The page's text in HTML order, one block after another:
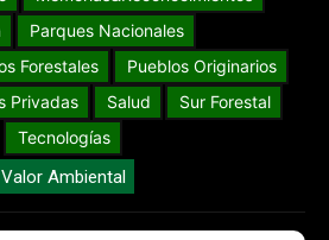
Parques Nacionales
Forestales
Pueblos Originarios
Privadas
Salud
Sur Forestal
Tecnologías
Valor Ambiental